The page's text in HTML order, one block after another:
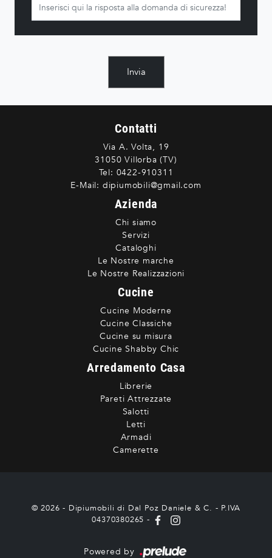
Invia
Contatti
Via A. Volta, 19
31050 Villorba (TV)
Tel: 0422-910311
E-Mail: dipiumobili@gmail.com
Azienda
Chi siamo
Servizi
Cataloghi
Le Nostre marche
Le Nostre Realizzazioni
Cucine
Cucine Moderne
Cucine Classiche
Cucine su misura
Cucine Shabby Chic
Arredamento Casa
Librerie
Pareti Attrezzate
Salotti
Letti
Armadi
Camerette
© 2026 - Dipiumobili di Dal Poz Daniele & C. - P.IVA
04370380265 -
Powered by